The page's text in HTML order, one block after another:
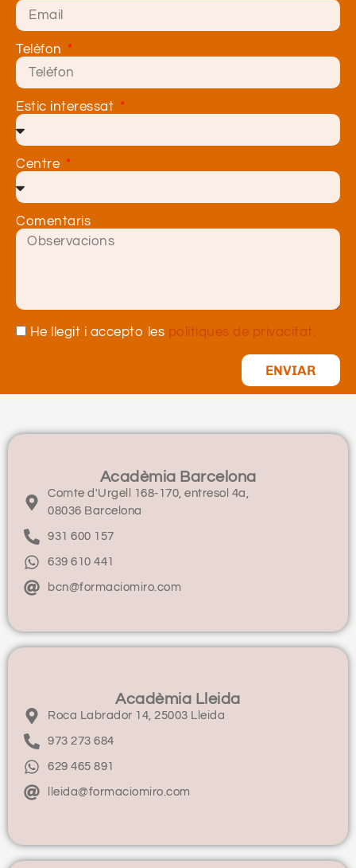
Telèfon
Estic interessat
Centre
Comentaris
He llegit i accepto les polítiques de privacitat.
ENVIAR
Acadèmia Barcelona
Comte d'Urgell 168-170, entresol 4a,
08036 Barcelona
931 600 157
639 610 441
bcn@formaciomiro.com
Acadèmia Lleida
Roca Labrador 14, 25003 Lleida
973 273 684
629 465 891
lleida@formaciomiro.com